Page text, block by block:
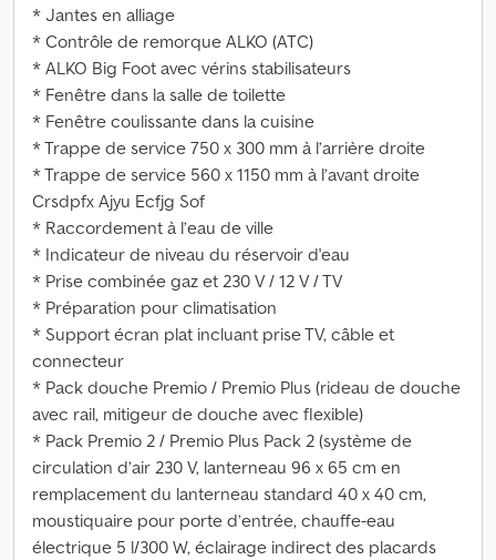
* Jantes en alliage
* Contrôle de remorque ALKO (ATC)
* ALKO Big Foot avec vérins stabilisateurs
* Fenêtre dans la salle de toilette
* Fenêtre coulissante dans la cuisine
* Trappe de service 750 x 300 mm à l’arrière droite
* Trappe de service 560 x 1150 mm à l’avant droite
Crsdpfx Ajyu Ecfjg Sof
* Raccordement à l’eau de ville
* Indicateur de niveau du réservoir d'eau
* Prise combinée gaz et 230 V / 12 V / TV
* Préparation pour climatisation
* Support écran plat incluant prise TV, câble et
connecteur
* Pack douche Premio / Premio Plus (rideau de douche
avec rail, mitigeur de douche avec flexible)
* Pack Premio 2 / Premio Plus Pack 2 (système de
circulation d’air 230 V, lanterneau 96 x 65 cm en
remplacement du lanterneau standard 40 x 40 cm,
moustiquaire pour porte d’entrée, chauffe-eau
électrique 5 l/300 W, éclairage indirect des placards